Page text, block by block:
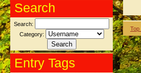
Search
Search:
Category:
Entry Tags
Top